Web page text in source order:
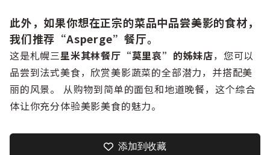
此外，如果你想在正宗的菜品中品尝美影的食材，
我们推荐“Asperge”餐厅。
这是札幌三星米其林餐厅“莫里哀”的姊妹店，您可以
品尝到法式美食，欣赏美影蔬菜的全部潜力，并搭配美
丽的风景。 从购物到简单的面包和地道晚餐，这个综合
体让你充分体验美影美食的魅力。
添加到收藏